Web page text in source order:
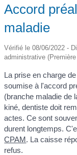
Accord
maladie
Vérifié le 08/06/2022 -
administrative
La prise en charge
soumise à l'accord
(branche maladie de
kiné, dentiste doit
actes. Ce sont
durent longtemps.
CPAM. La caisse
refus.